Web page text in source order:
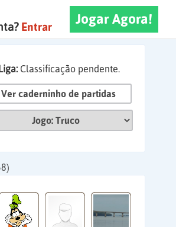
Jogar Agora!
Entrar
Classificação pendente.
Ver caderninho de partidas